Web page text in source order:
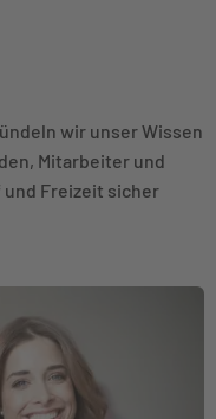
wir unser Wissen
Mitarbeiter und
Freizeit sicher